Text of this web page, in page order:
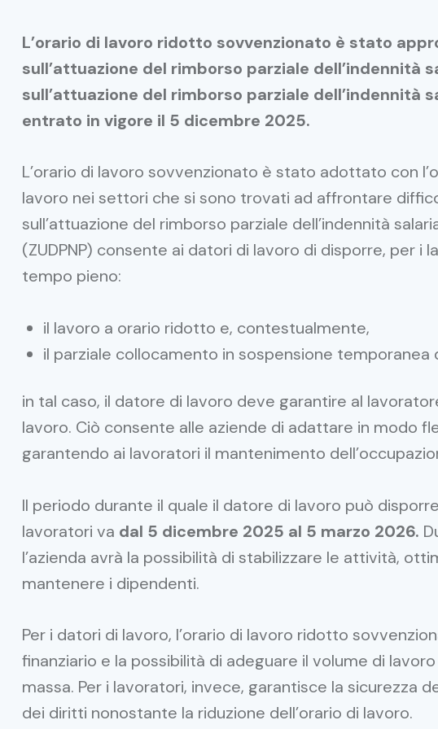
L’orario di lavoro ridotto sovvenzionato è stato
sull’attuazione del rimborso parziale dell’indennità
sull’attuazione del rimborso parziale dell’indennità
entrato in vigore il 5 dicembre 2025.
L’orario di lavoro sovvenzionato è stato adottato con
lavoro nei settori che si sono trovati ad affrontare
sull’attuazione del rimborso parziale dell’indennità
(ZUDPNP) consente ai datori di lavoro di disporre, per
tempo pieno:
il lavoro a orario ridotto e, contestualmente,
il parziale collocamento in sospensione temporanea
in tal caso, il datore di lavoro deve garantire al
lavoro. Ciò consente alle aziende di adattare in modo
garantendo ai lavoratori il mantenimento
Il periodo durante il quale il datore di lavoro può
lavoratori va dal 5 dicembre 2025 al 5 marzo 2026.
l’azienda avrà la possibilità di stabilizzare le attività,
mantenere i dipendenti.
Per i datori di lavoro, l’orario di lavoro ridotto
finanziario e la possibilità di adeguare il volume di
massa. Per i lavoratori, invece, garantisce la sicurezza
dei diritti nonostante la riduzione dell’orario di lavoro.